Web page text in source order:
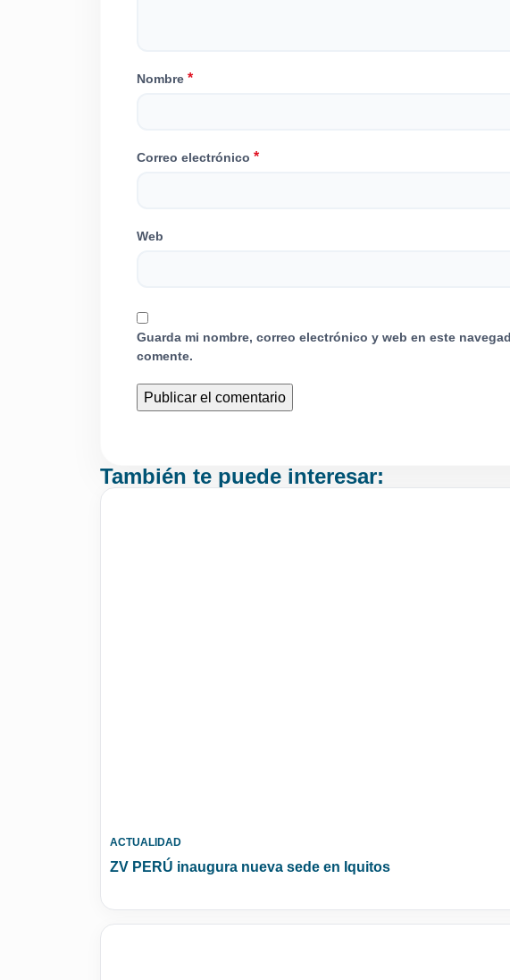
Nombre *
Correo electrónico *
Web
Guarda mi nombre, correo electrónico y web en este
comente.
También te puede interesar:
ACTUALIDAD
ZV PERÚ inaugura nueva sede en Iquitos